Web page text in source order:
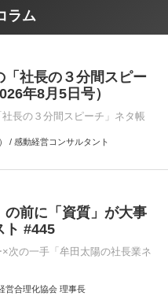
ラム
「社長の３分間スピー
年8月5日号）
長の３分間スピーチ」ネタ帳
/ 感動経営コンサルタント
の前に「資質」が大事
ト #445
次の一手「牟田太陽の社長業ネ
営合理化協会 理事長